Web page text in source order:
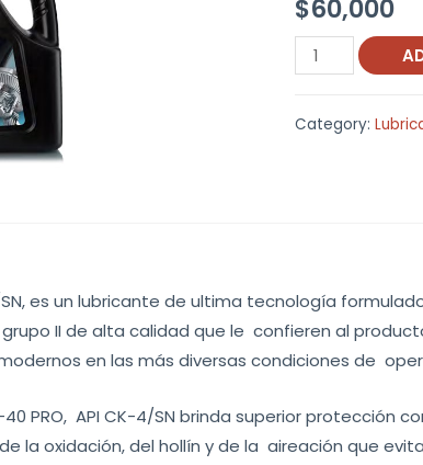
$60,000
Terpel
ULTREK
Category:
4/SN, es un lubricante de ultima tecnología
II de alta calidad que le confieren al
en las más diversas condiciones de
40 PRO, API CK-4/SN brinda superior
la oxidación, del hollín y de la aireación que